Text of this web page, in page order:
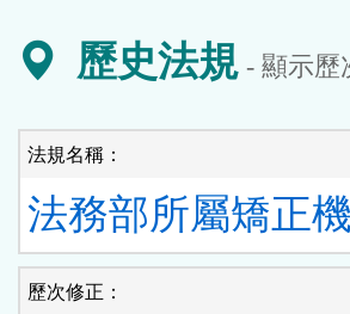
歷史法規 - 顯示歷
法規名稱：
法務部所屬矯正
歷次修正：